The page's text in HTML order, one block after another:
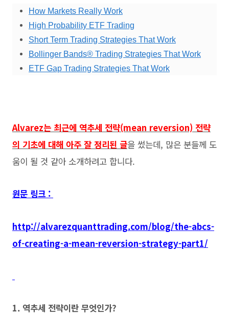
How Markets Really Work
High Probability ETF Trading
Short Term Trading Strategies That Work
Bollinger Bands® Trading Strategies That Work
ETF Gap Trading Strategies That Work
Alvarez는 최근에 역추세 전략(mean reversion) 전략
의 기초에 대해 아주 잘 정리된 글을 썼는데, 많은 분들께 도
움이 될 것 같아 소개하려고 합니다.
원문 링크 :
http://alvarezquanttrading.com/blog/the-abcs-
of-creating-a-mean-reversion-strategy-part1/
1. 역추세 전략이란 무엇인가?